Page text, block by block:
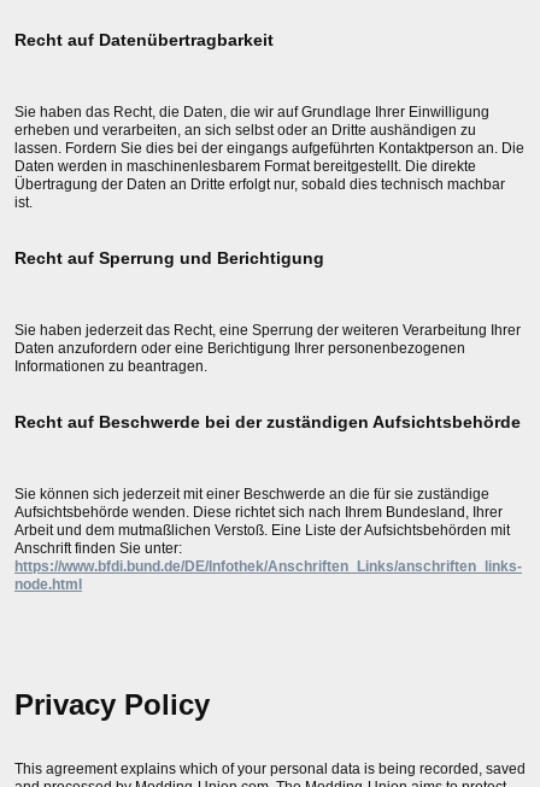
Recht auf Datenübertragbarkeit
Sie haben das Recht, die Daten, die wir auf Grundlage Ihrer Einwilligung
erheben und verarbeiten, an sich selbst oder an Dritte aushändigen zu
lassen. Fordern Sie dies bei der eingangs aufgeführten Kontaktperson an. Die
Daten werden in maschinenlesbarem Format bereitgestellt. Die direkte
Übertragung der Daten an Dritte erfolgt nur, sobald dies technisch machbar
ist.
Recht auf Sperrung und Berichtigung
Sie haben jederzeit das Recht, eine Sperrung der weiteren Verarbeitung Ihrer
Daten anzufordern oder eine Berichtigung Ihrer personenbezogenen
Informationen zu beantragen.
Recht auf Beschwerde bei der zuständigen Aufsichtsbehörde
Sie können sich jederzeit mit einer Beschwerde an die für sie zuständige
Aufsichtsbehörde wenden. Diese richtet sich nach Ihrem Bundesland, Ihrer
Arbeit und dem mutmaßlichen Verstoß. Eine Liste der Aufsichtsbehörden mit
Anschrift finden Sie unter:
https://www.bfdi.bund.de/DE/Infothek/Anschriften_Links/anschriften_links-
node.html
Privacy Policy
This agreement explains which of your personal data is being recorded, saved